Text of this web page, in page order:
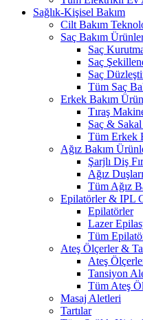
Sağlık-Kişisel Bakım
Cilt Bakım
Saç Bakım
Saç
Saç
Saç
Tüm Saç
Erkek Bakım
Tıraş
Saç &
Tüm Erkek
Ağız Bakım
Şarjlı Diş
Ağız Duşları
Tüm Ağız
Epilatörler & IPL
Epilatörler
Lazer
Tüm
Ateş Ölçerler &
Ateş
Tansiyon
Tüm Ateş
Masaj Aletleri
Tartılar